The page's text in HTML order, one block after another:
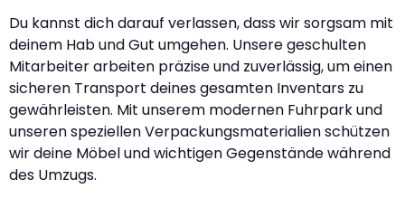
Du kannst dich darauf verlassen, dass wir sorgsam mit
deinem Hab und Gut umgehen. Unsere geschulten
Mitarbeiter arbeiten präzise und zuverlässig, um einen
sicheren Transport deines gesamten Inventars zu
gewährleisten. Mit unserem modernen Fuhrpark und
unseren speziellen Verpackungsmaterialien schützen
wir deine Möbel und wichtigen Gegenstände während
des Umzugs.